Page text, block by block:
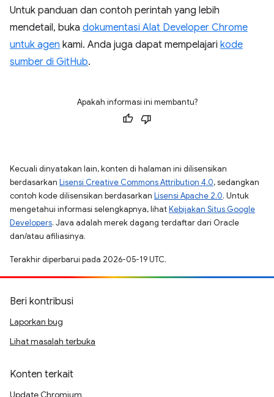
Untuk panduan dan contoh perintah yang lebih
mendetail, buka dokumentasi Alat Developer Chrome
untuk agen kami. Anda juga dapat mempelajari kode
sumber di GitHub.
Apakah informasi ini membantu?
Kecuali dinyatakan lain, konten di halaman ini dilisensikan
berdasarkan Lisensi Creative Commons Attribution 4.0, sedangkan
contoh kode dilisensikan berdasarkan Lisensi Apache 2.0. Untuk
mengetahui informasi selengkapnya, lihatKebijakan Situs Google
Developers. Java adalah merek dagang terdaftar dari Oracle
dan/atau afiliasinya.
Terakhir diperbarui pada 2026-05-19 UTC.
Beri kontribusi
Laporkan bug
Lihat masalah terbuka
Konten terkait
Update Chromium